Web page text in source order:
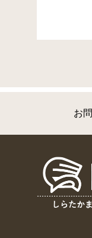
お